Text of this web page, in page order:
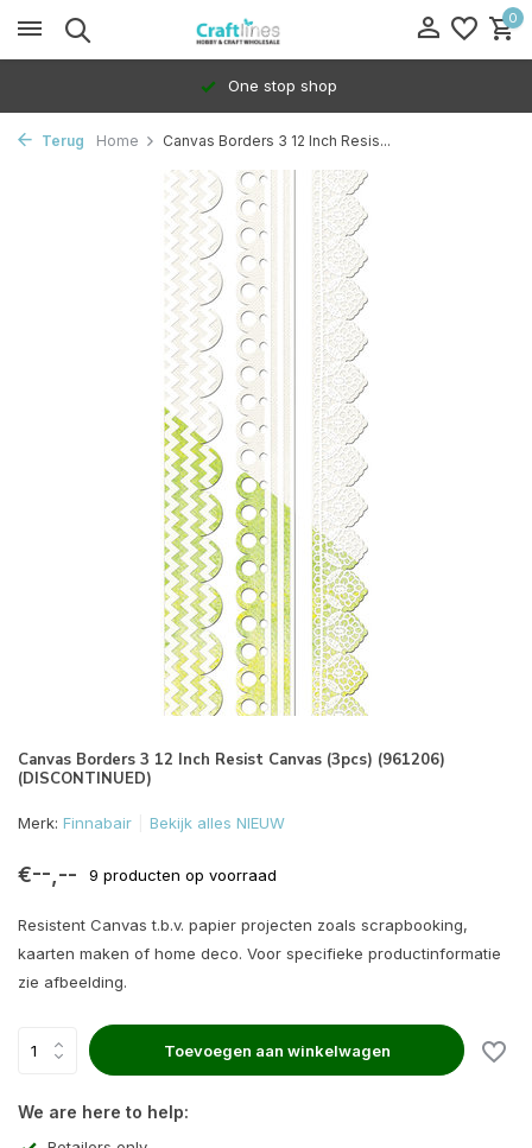
0
One stop shop
Terug Home Canvas Borders 3 12 Inch Resis...
Canvas Borders 3 12 Inch Resist Canvas (3pcs) (961206)
(DISCONTINUED)
Merk: Finnabair Bekijk alles NIEUW
€--,-- 9 producten op voorraad
Resistent Canvas t.b.v. papier projecten zoals scrapbooking,
kaarten maken of home deco. Voor specifieke productinformatie
zie afbeelding.
Toevoegen aan winkelwagen
We are here to help: